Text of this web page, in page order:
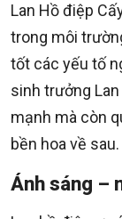
Lan Hồ điệp
trong môi
tốt các yếu tố
sinh trưởng
mạnh mà còn
bền hoa về sau.
Ánh sáng –